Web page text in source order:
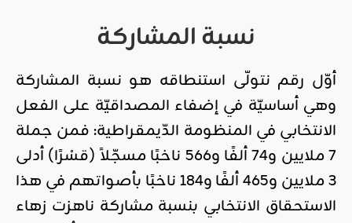
نسبة المشاركة
أوّل رقم نتولّى استنطاقه هو نسبة المشاركة
وهي أساسيّة في إضفاء المصداقيّة على الفعل
الانتخابي في المنظومة الدّيمقراطية: فمن جملة
7 ملايين و74 ألفًا و566 ناخبًا مسجّلاً (قسْرًا) أدلى
3 ملايين و465 ألفًا و184 ناخبًا بأصواتهم في هذا
الاستحقاق الانتخابي بنسبة مشاركة ناهزت زهاء